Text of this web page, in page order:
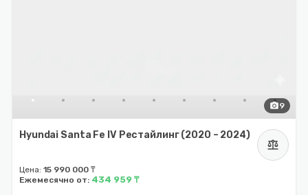
photo_camera9
Hyundai Santa Fe IV Рестайлинг (2020 – 2024)
balance
Цена: 15 990 000 ₸
Ежемесячно от: 434 959 ₸